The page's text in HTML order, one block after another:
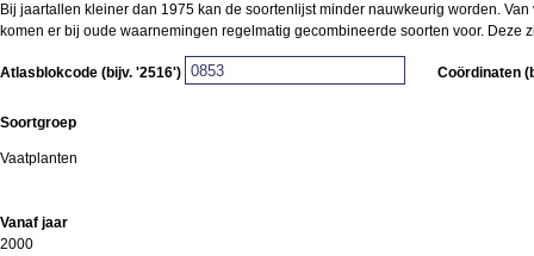
Bij jaartallen kleiner dan 1975 kan de soortenlijst minder nauwkeurig worden.
komen er bij oude waarnemingen regelmatig gecombineerde soorten voor.
Atlasblokcode (bijv. '2516') Coördinaten
Soortgroep
Vaatplanten
Vanaf jaar
2000